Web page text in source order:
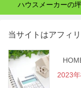
ハウスメーカーの
当サイトはアフィ
2023